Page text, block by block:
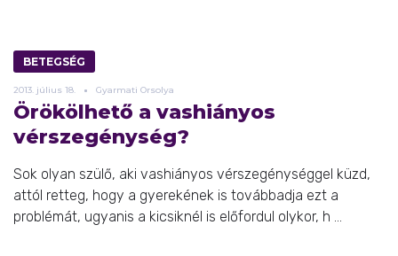
BETEGSÉG
2013. július 18. Gyarmati Orsolya
Örökölhető a vashiányos
vérszegénység?
Sok olyan szülő, aki vashiányos vérszegénységgel küzd,
attól retteg, hogy a gyerekének is továbbadja ezt a
problémát, ugyanis a kicsiknél is előfordul olykor, h ...